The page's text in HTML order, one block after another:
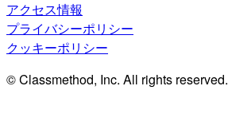
アクセス情報
プライバシーポリシー
クッキーポリシー
© Classmethod, Inc. All rights reserved.